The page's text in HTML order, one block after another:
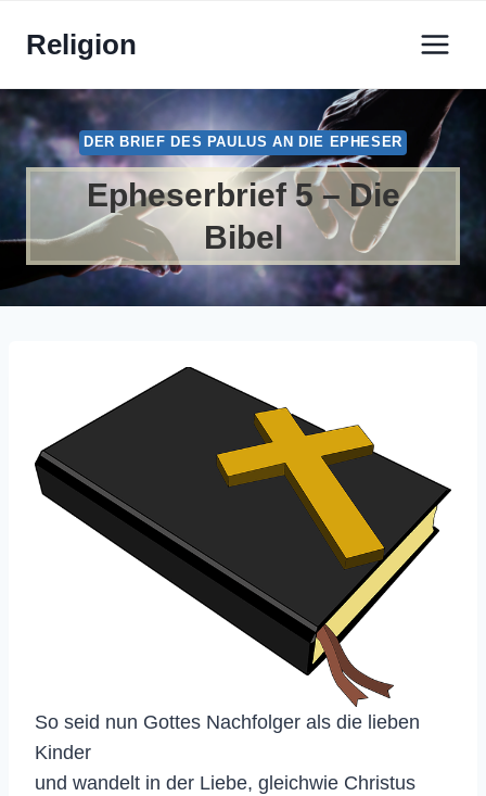
InhaltReligion
DER BRIEF DES PAULUS AN DIE EPHESER
Epheserbrief 5 – Die
Bibel
So seid nun Gottes Nachfolger als die lieben
Kinder
und wandelt in der Liebe, gleichwie Christus